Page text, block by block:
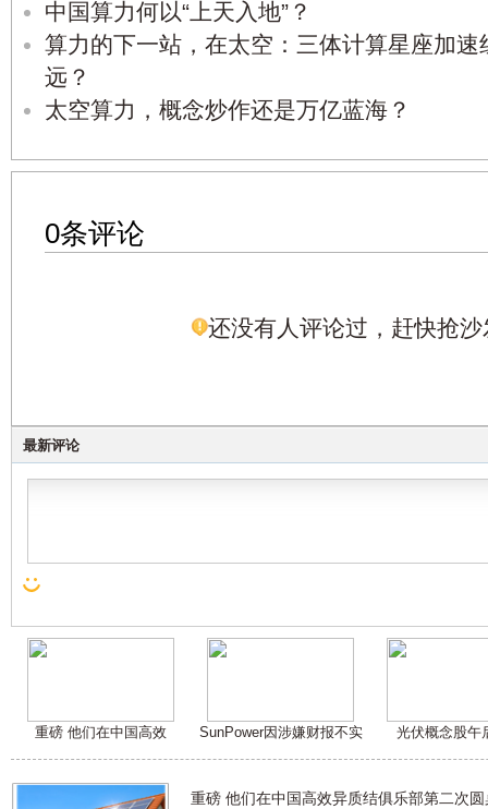
中国算力何以“上天入地”？
算力的下一站，在太空：三体计算星座加
远？
太空算力，概念炒作还是万亿蓝海？
0条评论
还没有人评论过，赶快抢沙
最新评论
重磅 他们在中国高效 SunPower因涉嫌财报不实 光伏概念股午
重磅 他们在中国高效异质结俱乐部第二次